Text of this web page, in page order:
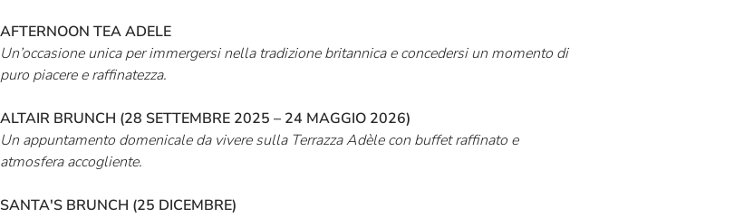
AFTERNOON TEA ADELE
Un’occasione unica per immergersi nella tradizione britannica e concedersi un momento di
puro piacere e raffinatezza.
ALTAIR BRUNCH (28 SETTEMBRE 2025 – 24 MAGGIO 2026)
Un appuntamento domenicale da vivere sulla Terrazza Adèle con buffet raffinato e
atmosfera accogliente.
SANTA'S BRUNCH (25 DICEMBRE)